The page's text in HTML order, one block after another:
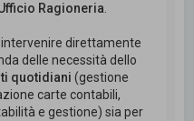
Ragioneria.
intervenire direttamente
delle necessità dello
quotidiani (gestione
carte contabili,
e gestione) sia per